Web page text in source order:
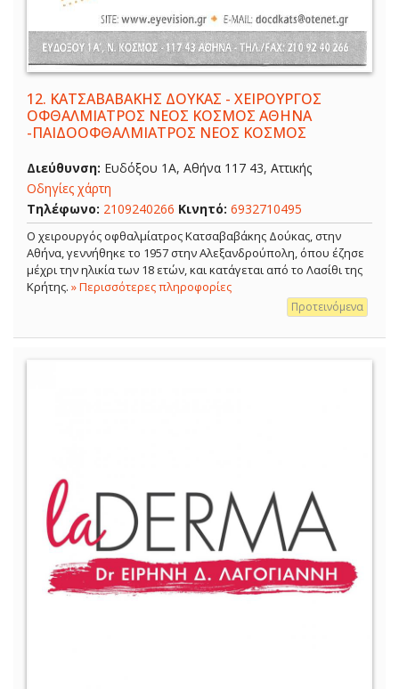
12. ΚΑΤΣΑΒΑΒΑΚΗΣ ΔΟΥΚΑΣ - ΧΕΙΡΟΥΡΓΟΣ
ΟΦΘΑΛΜΙΑΤΡΟΣ ΝΕΟΣ ΚΟΣΜΟΣ ΑΘΗΝΑ
-ΠΑΙΔΟΟΦΘΑΛΜΙΑΤΡΟΣ ΝΕΟΣ ΚΟΣΜΟΣ
Διεύθυνση: Ευδόξου 1Α, Αθήνα 117 43, Αττικής
Οδηγίες χάρτη
Τηλέφωνο: 2109240266 Κινητό: 6932710495
Ο χειρουργός οφθαλμίατρος Κατσαβαβάκης Δούκας, στην
Αθήνα, γεννήθηκε το 1957 στην Αλεξανδρούπολη, όπου έζησε
μέχρι την ηλικία των 18 ετών, και κατάγεται από το Λασίθι της
Κρήτης. » Περισσότερες πληροφορίες
Προτεινόμενα